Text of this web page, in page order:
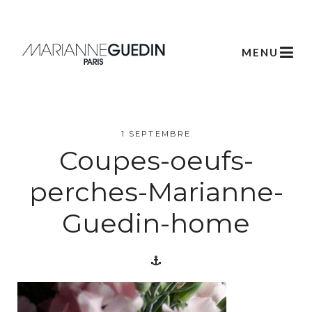
MENU
L’atelier
Créations
Scénographie
Végétale
1 SEPTEMBRE
Coupes-oeufs-
perches-Marianne-
Guedin-home